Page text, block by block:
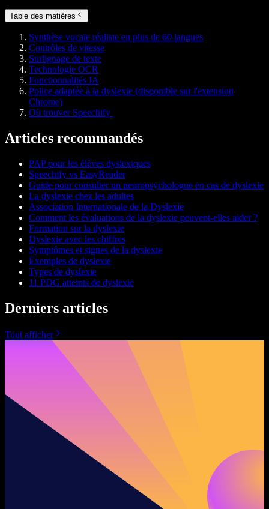
Table des matières
Synthèse vocale réaliste en plus de 60 langues
Contrôles de vitesse
Surlignage de texte
Technologie OCR
Fonctionnalités IA
Police adaptée à la dyslexie (disponible sur l'extension
Chrome)
Où trouver Speechify
Articles recommandés
PAP pour les élèves dyslexiques
Speechify vs EasyReader
Guide pour consulter un neuropsychologue en cas de dyslexie
La dyslexie chez les adultes
Association Internationale de la Dyslexie
Comment les évaluations de la dyslexie peuvent-elles aider ?
Formation sur la dyslexie
Dyslexie avec les chiffres
Symptômes et signes de la dyslexie
Exemples de dyslexie
Types de dyslexie
11 PDG atteints de dyslexie
Derniers articles
Tout afficher